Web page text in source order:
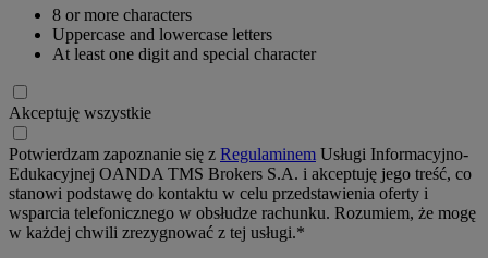
8 or more characters
Uppercase and lowercase letters
At least one digit and special character
Akceptuję wszystkie
Potwierdzam zapoznanie się z Regulaminem Usługi Informacyjno-
Edukacyjnej OANDA TMS Brokers S.A. i akceptuję jego treść, co
stanowi podstawę do kontaktu w celu przedstawienia oferty i
wsparcia telefonicznego w obsłudze rachunku. Rozumiem, że mogę
w każdej chwili zrezygnować z tej usługi.*